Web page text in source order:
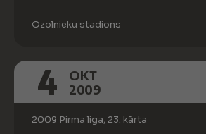
Ozolnieku stadions
4 OKT
2009
2009 Pirma liga, 23. kārta